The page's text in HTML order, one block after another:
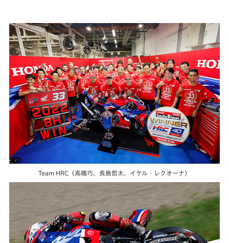
Team HRC（高橋巧、長島哲太、イケル・レクオーナ）